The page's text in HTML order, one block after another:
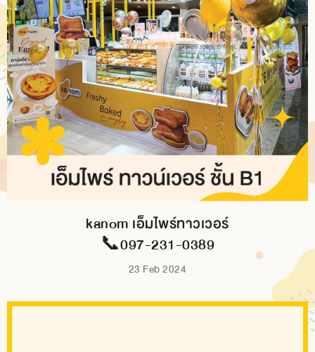
kanom เอ็มไพร์ทาวเวอร์
📞097-231-0389
23 Feb 2024